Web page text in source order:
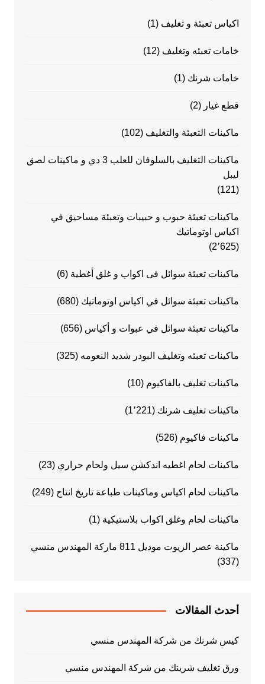
اكياس تعبئة و تغليف (1)
خامات تعبئه وتغليف (12)
خامات شرنك (1)
قطع غيار (2)
ماكينات التعبئة والتغليف (102)
ماكينات التغليف بالسلوفان للعلب 3 دي و ماكينات لصق
ليبل
(121)
ماكينات تعبئة حبوب و حبيبات وتعبئة مساحيق في
اكياس اوتوماتيك
(2٬625)
ماكينات تعبئة سوائل فى اكواب و غلق أغطية (6)
ماكينات تعبئة سوائل في اكياس اوتوماتيك (680)
ماكينات تعبئة سوائل في عبوات و أكياس (656)
ماكينات تعبئه وتغليف البودر شديد النعومه (325)
ماكينات تغليف بالفاكيوم (10)
ماكينات تغليف شرنك (1٬221)
ماكينات فاكيوم (526)
ماكينات لحام اغطيه اندكشن سيل ولحام حراري (23)
ماكينات لحام اكياس وماكينات طباعة تاريخ انتاج (249)
ماكينات لحام وغلق اكواب بلاستيكية (1)
ماكينة عصر الزيوت موديل 811 ماركة المهندس منسي
(337)
أحدث المقالات
كيس شرنك من شركة المهندس منسي
ورق تغليف شرينك من شركة المهندس منسي